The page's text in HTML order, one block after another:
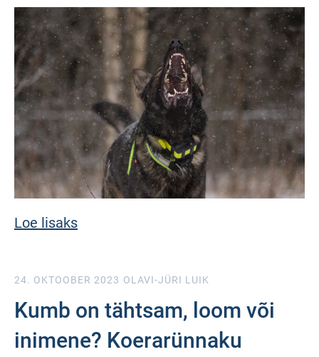
Loe lisaks
24. OKTOOBER 2023 OLAVI-JÜRI LUIK
Kumb on tähtsam, loom või
inimene? Koerarünnaku